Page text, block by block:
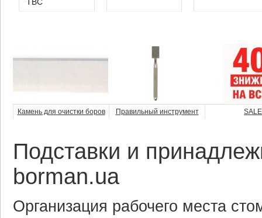
Камень для очистки боров Правильный инструмент SALE
Подставки и
borman.ua
Организация рабочего места